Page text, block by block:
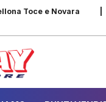
Toce e Novara